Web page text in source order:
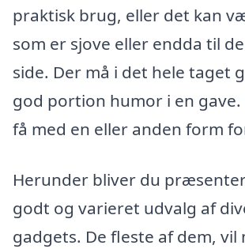
praktisk brug, eller det kan
som er sjove eller endda til
side. Der må i det hele taget
god portion humor i en gave.
få med en eller anden form
Herunder bliver du
godt og varieret udvalg af
gadgets. De fleste af dem, vil